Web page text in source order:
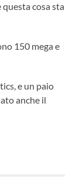
questa cosa sta
150 mega e
e un paio
anche il